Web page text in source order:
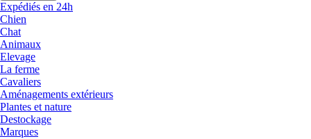
Expédiés en 24h
Chien
Chat
Animaux
Elevage
La ferme
Cavaliers
Aménagements extérieurs
Plantes et nature
Destockage
Marques